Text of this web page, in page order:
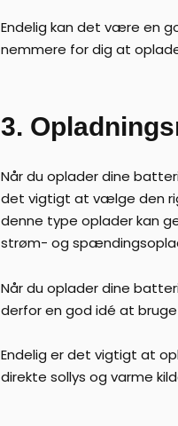
Endelig kan det være en
nemmere for dig at
3.
Når du oplader dine
det vigtigt at vælge den
denne type oplader kan
strøm- og
Når du oplader dine
derfor en god idé at
Endelig er det vigtigt at
direkte sollys og varme